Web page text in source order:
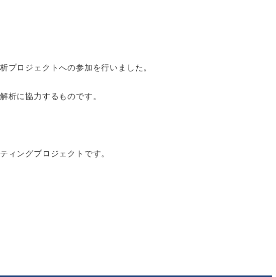
ロジェクトへの参加を行いました。
析に協力するものです。
ングプロジェクトです。